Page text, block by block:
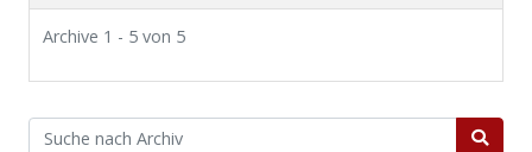
Archive 1 - 5 von 5